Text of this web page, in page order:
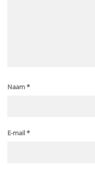
Naam*
E-mail*